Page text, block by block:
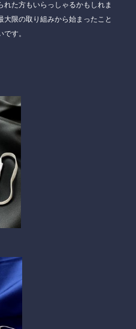
た方もいらっしゃるかもしれま
限の取り組みから始まったこと
す。